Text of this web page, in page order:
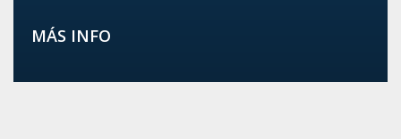
MÁS INFO